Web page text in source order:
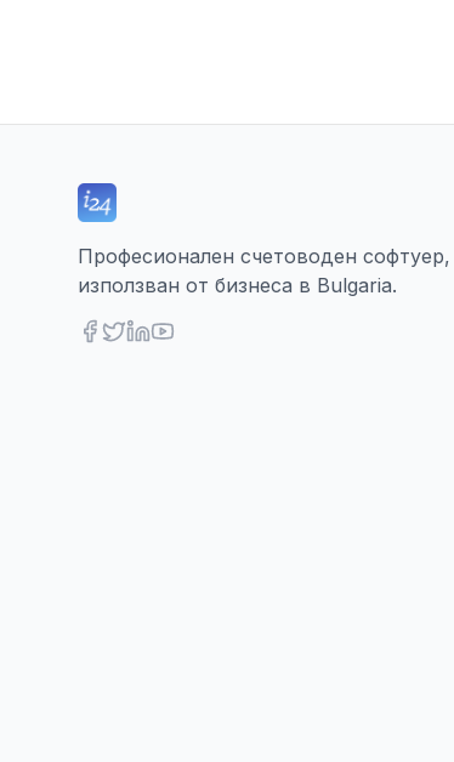
Професионален счетоводен софтуер,
използван от бизнеса в Bulgaria.